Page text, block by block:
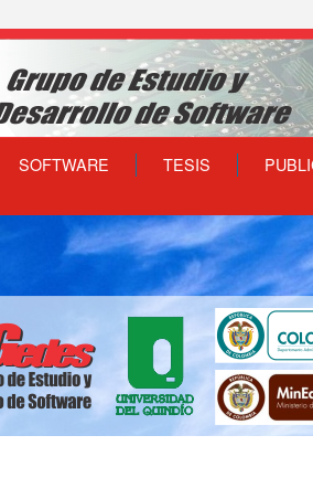
SOFTWARE TESIS